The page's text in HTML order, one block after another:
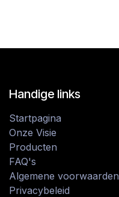
Handige links
Startpagina
Onze Visie
Producten
FAQ's
Algemene voorwaarden
Privacybeleid